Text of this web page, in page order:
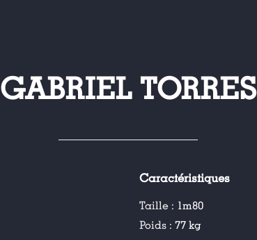
GABRIEL TORRES
Caractéristiques
Taille : 1m80
Poids :77 kg